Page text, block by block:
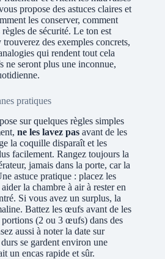
propose des astuces claires et
les conserver, comment
de sécurité. Le ton est
des exemples concrets,
qui rendent tout cela
seront plus une inconnue,
pratiques
sur quelques règles simples
ne les lavez pas avant de les
la coquille disparaît et les
facilement. Rangez toujours la
jamais dans la porte, car la
astuce pratique : placez les
la chambre à air à rester en
Si vous avez un surplus, la
Battez les œufs avant de les
(2 ou 3 œufs) dans des
aussi à noter la date sur
se gardent environ une
un encas rapide et sûr.